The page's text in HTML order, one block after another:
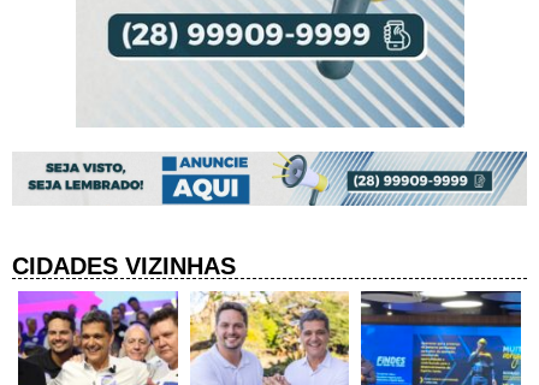
CIDADES VIZINHAS